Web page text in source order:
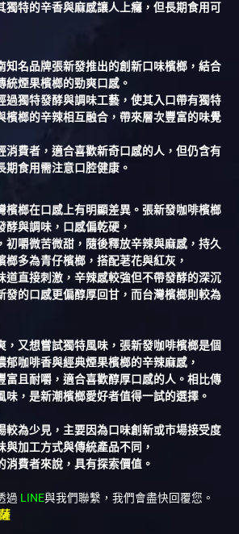
獨特的辛香與麻感讓人上癮，但長期食用可
知名品牌張新發推出的創新口味檳榔，結合
統煙果檳榔的勁爽口感。
過獨特發酵與調味工藝，使其入口帶有獨特
檳榔的辛辣相互融合，帶來層次豐富的味覺
消費者，適合喜歡新奇口感的人，但仍含有
期食用需注意口腔健康。
檳榔在口感上有明顯差異。張新發咖啡檳榔
與調味，口感偏乾硬，
初嚼微苦微甜，隨後釋放辛辣與麻感，持久
榔多為青仔檳榔，搭配荖花與紅灰，
道直接刺激，辛辣感較強但不帶發酵的深沉
發的口感更偏醇厚回甘，而台灣檳榔則較為
，又想嘗試獨特風味，張新發咖啡檳榔是個
郁咖啡香與經典煙果檳榔的辛辣麻感，
富且耐嚼，適合喜歡醇厚口感的人。相比傳
味，是新潮檳榔愛好者值得一試的選擇。
較為少見，主要因為口味創新或市場接受度
與加工方式與傳統產品不同，
消費者來說，具有探索價值。
過 LINE與我們聯繫，我們會盡快回覆您。